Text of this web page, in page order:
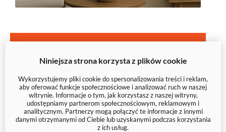
Zatrzymaj wzrok na czymś
wyjątkowym – wybierz swoją
abstrakcję
Niniejsza strona korzysta z plików cookie
Wykorzystujemy pliki cookie do spersonalizowania treści i reklam,
aby oferować funkcje społecznościowe i analizować ruch w naszej
witrynie. Informacje o tym, jak korzystasz z naszej witryny,
udostępniamy partnerom społecznościowym, reklamowym i
analitycznym. Partnerzy mogą połączyć te informacje z innymi
danymi otrzymanymi od Ciebie lub uzyskanymi podczas korzystania
z ich usług.